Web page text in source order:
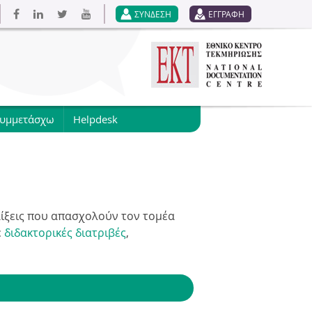
ΣΥΝΔΕΣΗ ΕΓΓΡΑΦΗ
Helpdesk
που απασχολούν τον τομέα
διδακτορικές διατριβές,